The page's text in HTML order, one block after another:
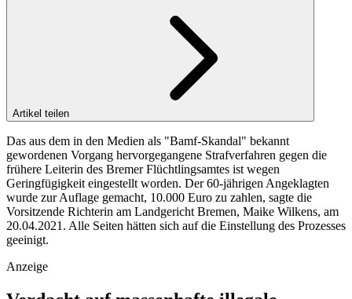
Artikel teilen
Das aus dem in den Medien als "Bamf-Skandal" bekannt
gewordenen Vorgang hervorgegangene Strafverfahren gegen die
frühere Leiterin des Bremer Flüchtlingsamtes ist wegen
Geringfügigkeit eingestellt worden. Der 60-jährigen Angeklagten
wurde zur Auflage gemacht, 10.000 Euro zu zahlen, sagte die
Vorsitzende Richterin am Landgericht Bremen, Maike Wilkens, am
20.04.2021. Alle Seiten hätten sich auf die Einstellung des Prozesses
geeinigt.
Anzeige